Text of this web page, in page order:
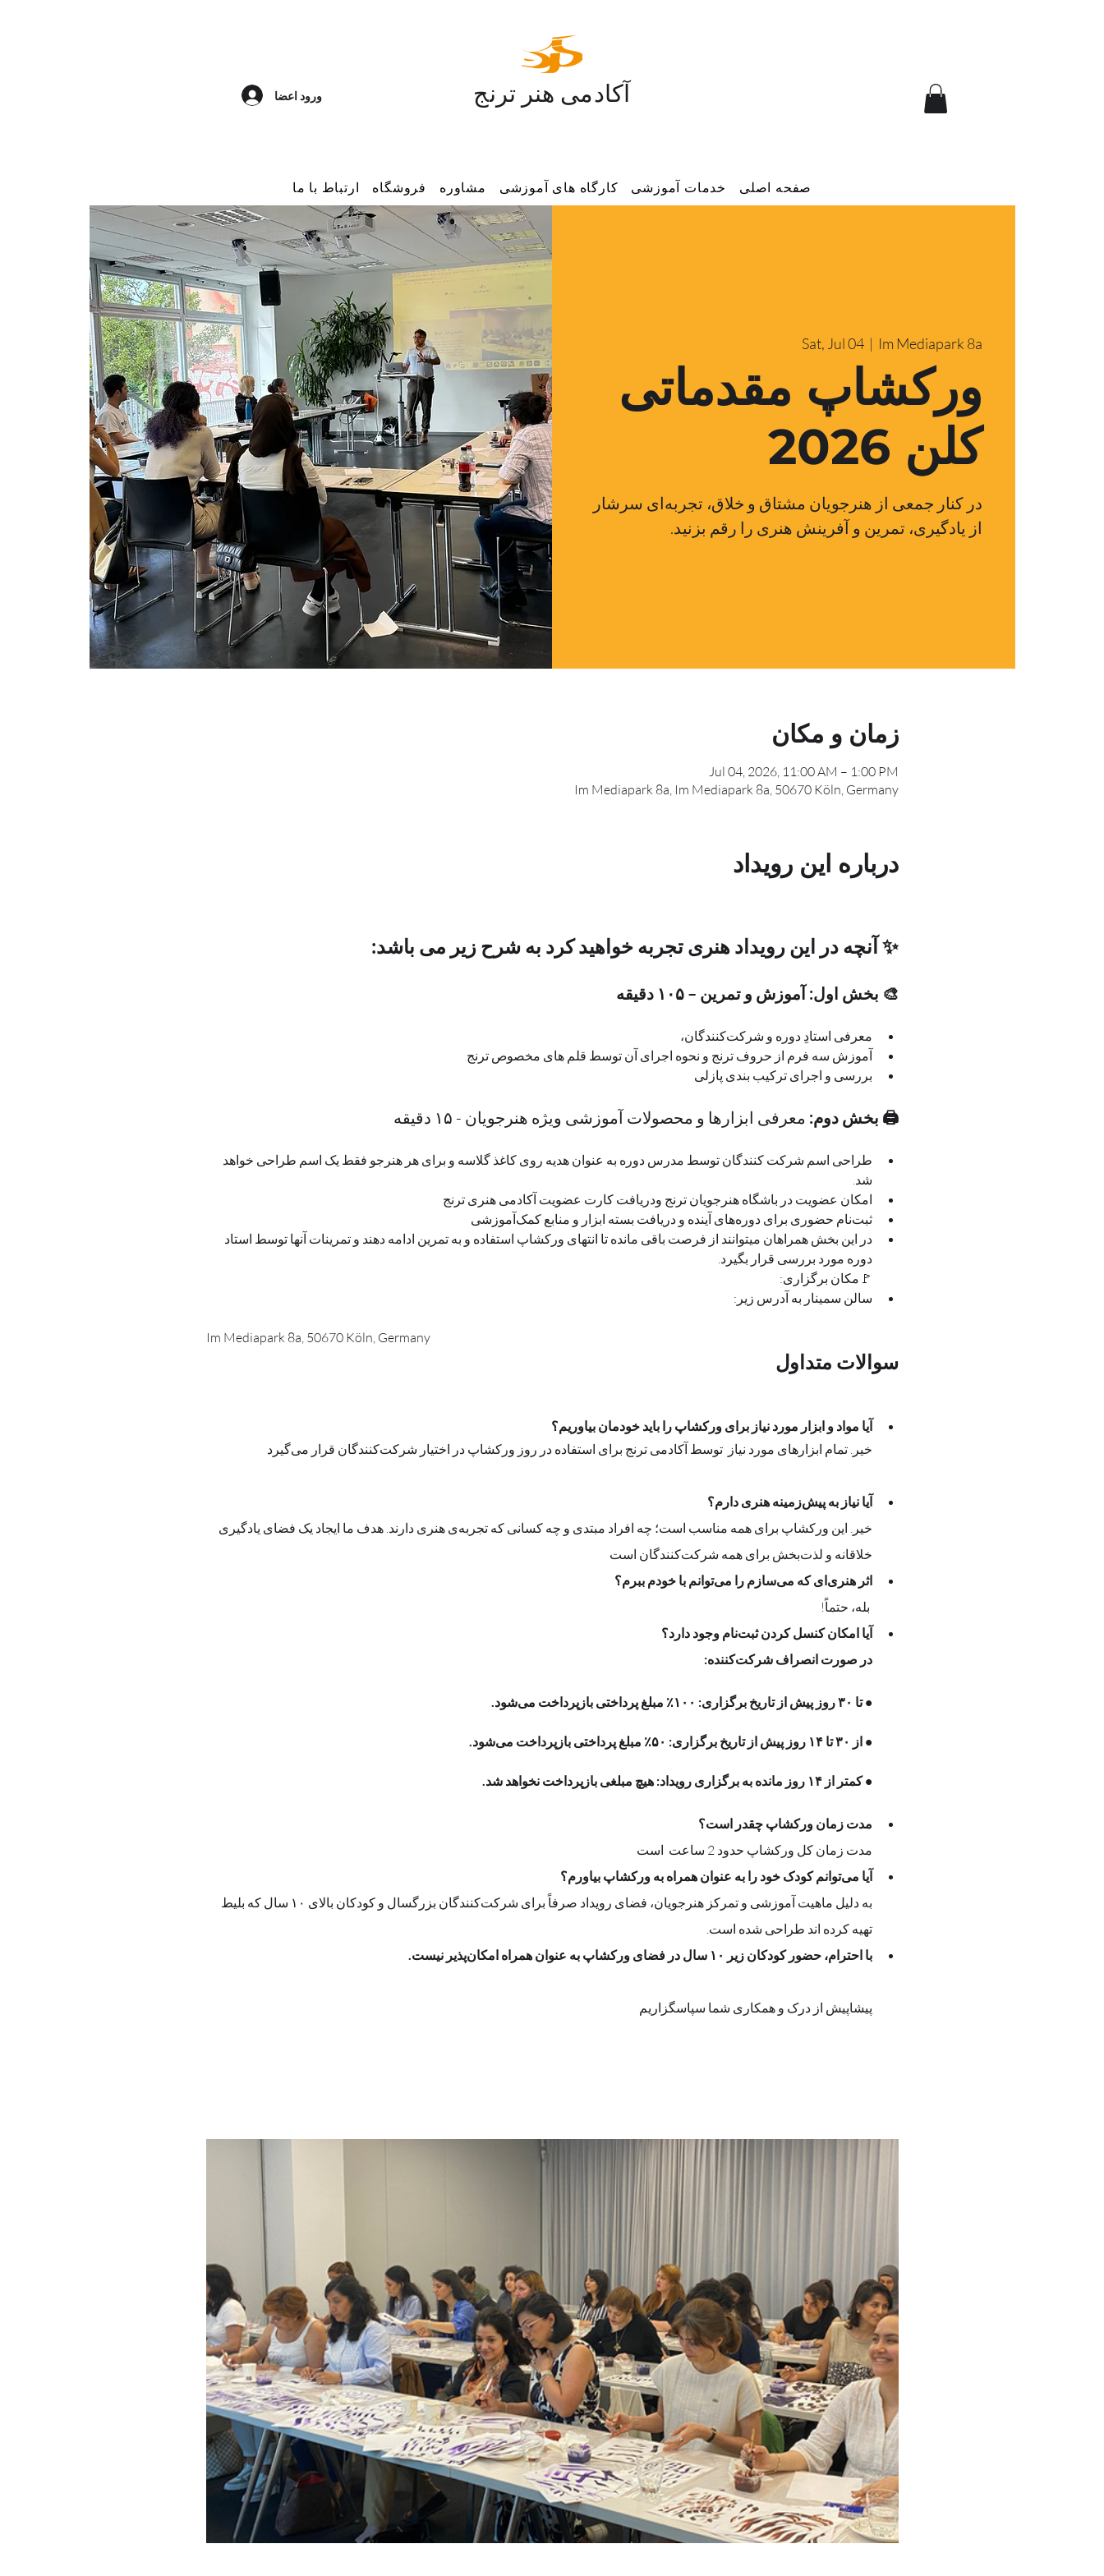
ورود اعضا آکادمی هنر ترنج
ارتباط با ما فروشگاه مشاوره کارگاه های آموزشی خدمات آموزشی صفحه اصلی
Sat, Jul 04
  |
Im Mediapark 8a
ورکشاپ مقدماتی
کلن 2026
در کنار جمعی از هنرجویان مشتاق و خلاق، تجربه‌ای سرشار
از یادگیری، تمرین و آفرینش هنری را رقم بزنید.
زمان و مکان
Jul 04, 2026, 11:00 AM – 1:00 PM
Im Mediapark 8a, Im Mediapark 8a, 50670 Köln, Germany
درباره این رویداد
✨ آنچه در این رویداد هنری تجربه خواهید کرد به شرح زیر می باشد:
🎨 بخش اول: آموزش و تمرین – ۱۰۵ دقیقه
معرفی استادِ دوره و شرکت‌کنندگان،
آموزش سه فرم از حروف ترنج و نحوه اجرای آن توسط قلم های مخصوص ترنج
بررسی و اجرای ترکیب بندی پازلی
🖨 بخش دوم: معرفی ابزارها و محصولات آموزشی ویژه هنرجویان - ۱۵ دقیقه
طراحی اسم شرکت کنندگان توسط مدرس دوره به عنوان هدیه روی کاغذ گلاسه و برای هر هنرجو فقط یک اسم طراحی خواهد
شد.
امکان عضویت در باشگاه هنرجویان ترنج ودریافت کارت عضویت آکادمی هنری ترنج
ثبت‌نام حضوری برای دوره‌های آینده و دریافت بسته ابزار و منابع کمک‌آموزشی
در این بخش همراهان میتوانند از فرصت باقی مانده تا انتهای ورکشاپ استفاده و به تمرین ادامه دهند و تمرینات آنها توسط استاد
دوره مورد بررسی قرار بگیرد.
🚩مکان برگزاری:
سالن سمینار به آدرس زیر:
Im Mediapark 8a, 50670 Köln, Germany
سوالات متداول
آیا مواد و ابزار مورد نیاز برای ورکشاپ را باید خودمان بیاوریم؟
خیر. تمام ابزارهای مورد نیاز  توسط آکادمی ترنج برای استفاده در روز ورکشاپ در اختیار شرکت‌کنندگان قرار می‌گیرد
آیا نیاز به پیش‌زمینه هنری دارم؟
خیر. این ورکشاپ برای همه مناسب است؛ چه افراد مبتدی و چه کسانی که تجربه‌ی هنری دارند. هدف ما ایجاد یک فضای یادگیری
خلاقانه و لذت‌بخش برای همه شرکت‌کنندگان است
اثر هنری‌ای که می‌سازم را می‌توانم با خودم ببرم؟
بله، حتماً!
آیا امکان کنسل کردن ثبت‌نام وجود دارد؟
در صورت انصراف شرکت‌کننده:
• تا ۳۰ روز پیش از تاریخ برگزاری: ۱۰۰٪ مبلغ پرداختی بازپرداخت می‌شود.
• از ۳۰ تا ۱۴ روز پیش از تاریخ برگزاری: ۵۰٪ مبلغ پرداختی بازپرداخت می‌شود.
• کمتر از ۱۴ روز مانده به برگزاری رویداد: هیچ مبلغی بازپرداخت نخواهد شد.
مدت زمان ورکشاپ چقدر است؟
مدت زمان کل ورکشاپ حدود 2 ساعت  است
آیا می‌توانم کودک خود را به عنوان همراه به ورکشاپ بیاورم؟
به دلیل ماهیت آموزشی و تمرکز هنرجویان، فضای رویداد صرفاً برای شرکت‌کنندگان بزرگسال و کودکان بالای ۱۰ سال که بلیط
تهیه کرده اند طراحی شده است.
با احترام، حضور کودکان زیر ۱۰ سال در فضای ورکشاپ به عنوان همراه امکان‌پذیر نیست.
پیشاپیش از درک و همکاری شما سپاسگزاریم